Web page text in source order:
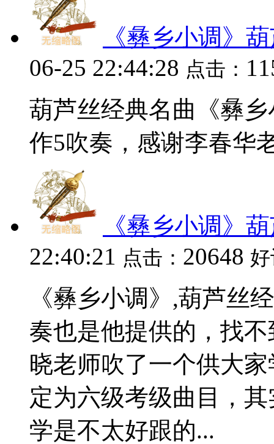
《彝乡小调》
06-25 22:44:28 点击：
葫芦丝经典名曲《彝
作5吹奏，感谢李春华
《彝乡小调》
22:40:21 点击： 20648
《彝乡小调》,葫芦丝
奏也是他提供的，找
晓老师吹了一个供大
定为六级考级曲目，
学是不太好跟的...